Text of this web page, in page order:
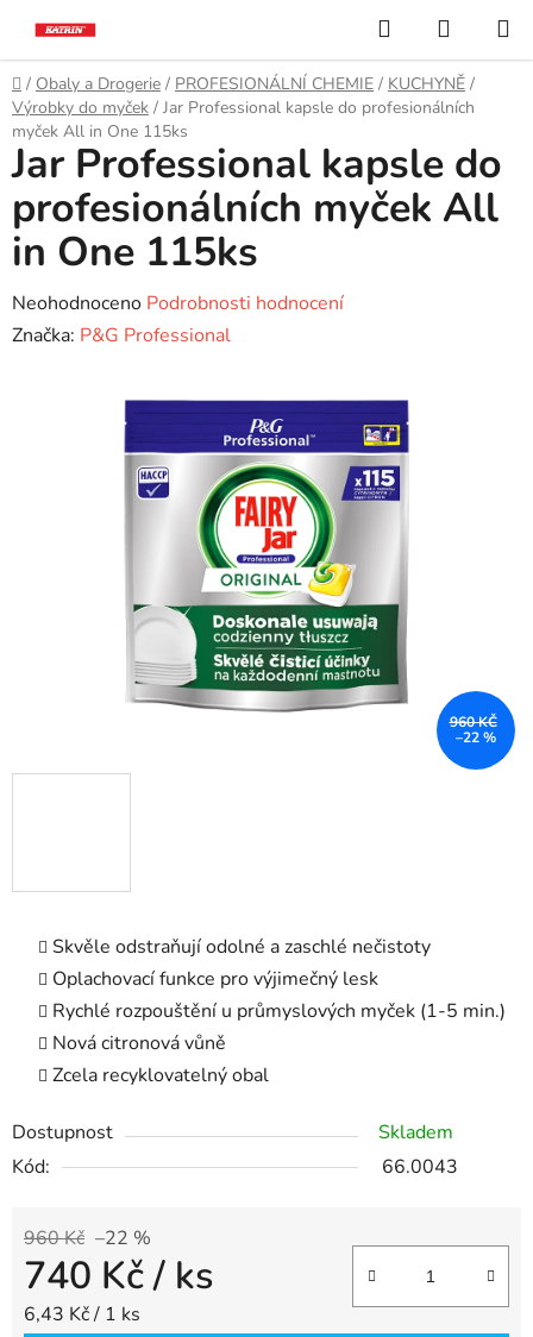
obsah
Hledat
KOŠÍK
Domů
/ Obaly a Drogerie / PROFESIONÁLNÍ CHEMIE / KUCHYNĚ /
Výrobky do myček / Jar Professional kapsle do profesionálních
myček All in One 115ks
Skvěle odstraňují odolné a zaschlé nečistoty
Oplachovací funkce pro výjimečný lesk
Rychlé rozpouštění u průmyslových myček (1-5 min.)
Nová citronová vůně
Zcela recyklovatelný obal
Dostupnost
Skladem
Kód:
66.0043
960 Kč –22 %
740 Kč/ ks
Měrná cena:
6,43 Kč / 1 ks
Jar Professional kapsle do
profesionálních myček All
in One 115ks
Průměrné
hodnocení
Neohodnoceno Podrobnosti hodnocení
Značka: P&G Professional
960 KČ
–22 %